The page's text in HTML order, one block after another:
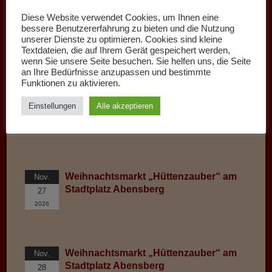
Kommende Märkte:
Auf diesen Märkten bin ich zu finden
Nov.
26
Weihnachtsmarkt „Hüttenzauber“ am
Stadtplatz Abensberg
Nov.
27
2026
Weihnachtsmarkt „Hüttenzauber“ am
Stadtplatz Abensberg
Nov.
28
Weihnachtsmarkt „Hüttenzauber“ am
Stadtplatz Abensberg
Diese Website verwendet Cookies, um Ihnen eine
bessere Benutzererfahrung zu bieten und die Nutzung
unserer Dienste zu optimieren. Cookies sind kleine
Textdateien, die auf Ihrem Gerät gespeichert werden,
wenn Sie unsere Seite besuchen. Sie helfen uns, die Seite
an Ihre Bedürfnisse anzupassen und bestimmte
Funktionen zu aktivieren.
Einstellungen Alle akzeptieren